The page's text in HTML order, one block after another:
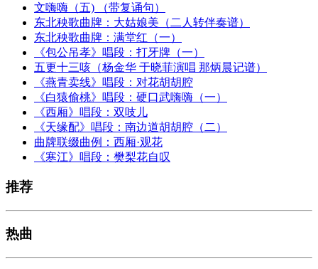
文嗨嗨（五) （带复诵句）
东北秧歌曲牌：大姑娘美（二人转伴奏谱）
东北秧歌曲牌：满堂红（一）
《包公吊孝》唱段：打牙牌（一）
五更十三咳（杨金华 于晓菲演唱 那炳晨记谱）
《燕青卖线》唱段：对花胡胡腔
《白猿偷桃》唱段：硬口武嗨嗨（一）
《西厢》唱段：双吱儿
《天缘配》唱段：南边道胡胡腔（二）
曲牌联缀曲例：西厢·观花
《寒江》唱段：樊梨花自叹
推荐
热曲